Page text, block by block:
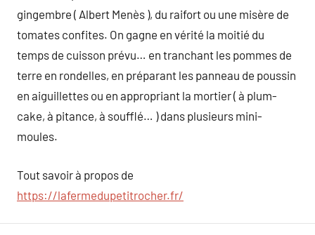
gingembre ( Albert Menès ), du raifort ou une misère de
tomates confites. On gagne en vérité la moitié du
temps de cuisson prévu… en tranchant les pommes de
terre en rondelles, en préparant les panneau de poussin
en aiguillettes ou en appropriant la mortier ( à plum-
cake, à pitance, à soufflé… ) dans plusieurs mini-
moules.
Tout savoir à propos de
https://lafermedupetitrocher.fr/